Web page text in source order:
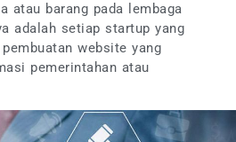
atau barang pada lembaga
adalah setiap startup yang
website yang
pemerintahan atau